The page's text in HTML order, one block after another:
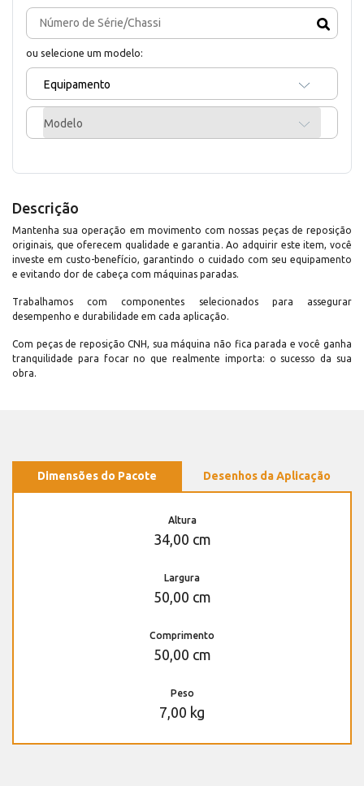
ou selecione um modelo:
Equipamento
Modelo
Descrição
Mantenha sua operação em movimento com nossas peças de reposição
originais, que oferecem qualidade e garantia. Ao adquirir este item, você
investe em custo-benefício, garantindo o cuidado com seu equipamento
e evitando dor de cabeça com máquinas paradas.
Trabalhamos com componentes selecionados para assegurar
desempenho e durabilidade em cada aplicação.
Com peças de reposição CNH, sua máquina não fica parada e você ganha
tranquilidade para focar no que realmente importa: o sucesso da sua
obra.
Dimensões do Pacote Desenhos da Aplicação
Altura
34,00 cm
Largura
50,00 cm
Comprimento
50,00 cm
Peso
7,00 kg